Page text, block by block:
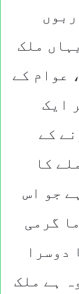
ملک
عوام کے
ایک
کے
کا
جو اس
گرمی
دوسرا
ہے ملک